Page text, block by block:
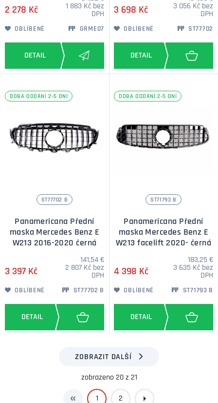
2 278 Kč
1 883 Kč bez
DPH
OBLÍBENÉ GRME07
3 698 Kč
3 056 Kč bez
DPH
OBLÍBENÉ ST77702
DOBA DODÁNÍ 2-5 DNÍ
ST77702 B
Panamericana Přední
maska Mercedes Benz E
W213 2016-2020 černá
3 397 Kč
141,54 €
2 807 Kč bez
DPH
OBLÍBENÉ ST77702 B
DOBA DODÁNÍ 2-5 DNÍ
ST71793 B
Panamericana Přední
maska Mercedes Benz E
W213 facelift 2020- černá
4 398 Kč
183,25 €
3 635 Kč bez
DPH
OBLÍBENÉ ST71793 B
ZOBRAZIT DALŠÍ
zobrazeno 20 z 21
1 2